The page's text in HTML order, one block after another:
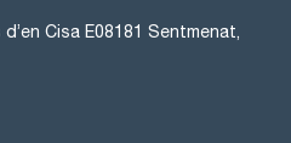
Cisa E08181 Sentmenat,